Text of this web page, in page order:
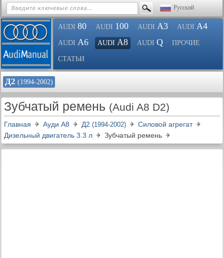
Русский
AUDI 80 AUDI 100 AUDI A3 AUDI A4
AUDI A6 AUDI A8 AUDI Q ПРОЧИЕ
СТАТЬИ
Д2 (1994-2002)
Зубчатый ремень (Audi A8 D2)
Главная Ауди A8 Д2 (1994-2002)
Силовой агрегат
Дизельный двигатель 3.3 л
Зубчатый ремень